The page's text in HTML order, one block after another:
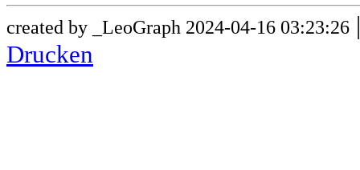
created by _LeoGraph 2024-04-16 03:23:26
Drucken